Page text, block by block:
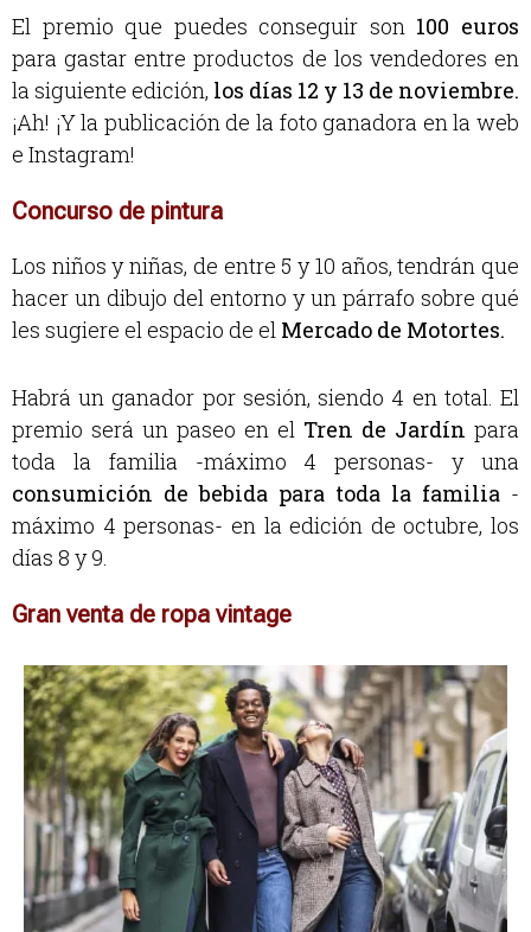
El premio que puedes conseguir son 100 euros
para gastar entre productos de los vendedores en
la siguiente edición, los días 12 y 13 de noviembre.
¡Ah! ¡Y la publicación de la foto ganadora en la web
e Instagram!
Concurso de pintura
Los niños y niñas, de entre 5 y 10 años, tendrán que
hacer un dibujo del entorno y un párrafo sobre qué
les sugiere el espacio de el Mercado de Motortes.
Habrá un ganador por sesión, siendo 4 en total. El
premio será un paseo en el Tren de Jardín para
toda la familia -máximo 4 personas- y una
consumición de bebida para toda la familia -
máximo 4 personas- en la edición de octubre, los
días 8 y 9.
Gran venta de ropa vintage